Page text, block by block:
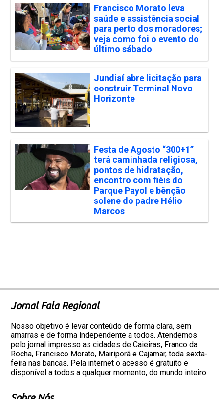
Francisco Morato leva
saúde e assistência social
para perto dos moradores;
veja como foi o evento do
último sábado
Jundiaí abre licitação para
construir Terminal Novo
Horizonte
Festa de Agosto “300+1”
terá caminhada religiosa,
pontos de hidratação,
encontro com fiéis do
Parque Payol e bênção
solene do padre Hélio
Marcos
Jornal Fala Regional
Nosso objetivo é levar conteúdo de forma clara, sem
amarras e de forma independente a todos. Atendemos
pelo jornal impresso as cidades de Caieiras, Franco da
Rocha, Francisco Morato, Mairiporã e Cajamar, toda sexta-
feira nas bancas. Pela internet o acesso é gratuito e
disponível a todos a qualquer momento, do mundo inteiro.